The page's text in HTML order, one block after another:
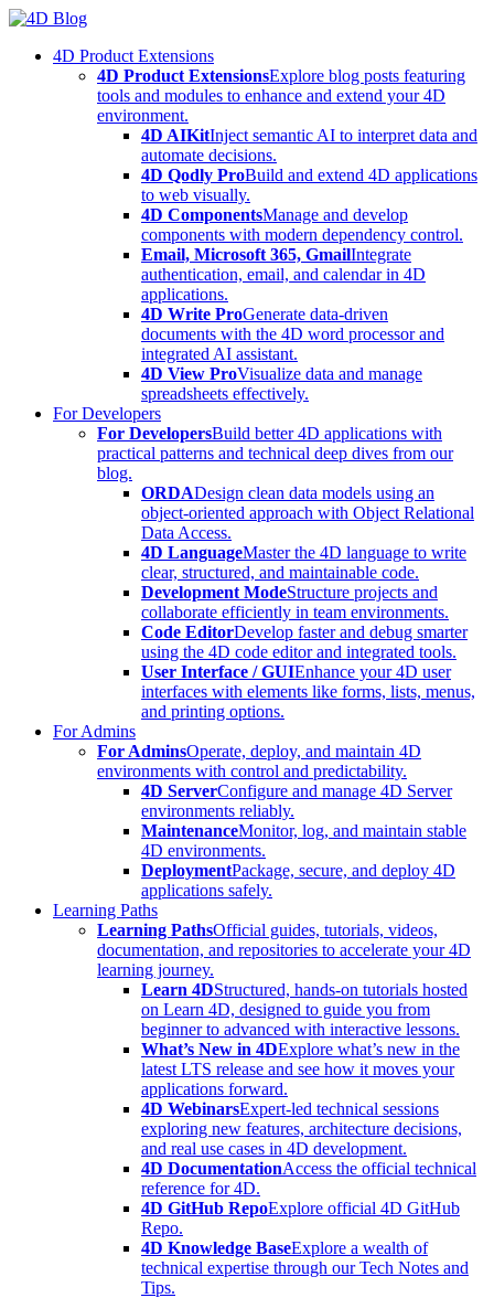
Skip
content4D Product Extensions
4D Product ExtensionsExplore blog posts featuring
tools and modules to enhance and extend your 4D
environment.
4D AIKitInject semantic AI to interpret data and
automate decisions.
4D Qodly ProBuild and extend 4D applications
to web visually.
4D ComponentsManage and develop
components with modern dependency control.
Email, Microsoft 365, GmailIntegrate
authentication, email, and calendar in 4D
applications.
4D Write ProGenerate data-driven
documents with the 4D word processor and
integrated AI assistant.
4D View ProVisualize data and manage
spreadsheets effectively.
For Developers
For DevelopersBuild better 4D applications with
practical patterns and technical deep dives from our
blog.
ORDADesign clean data models using an
object-oriented approach with Object Relational
Data Access.
4D LanguageMaster the 4D language to write
clear, structured, and maintainable code.
Development ModeStructure projects and
collaborate efficiently in team environments.
Code EditorDevelop faster and debug smarter
using the 4D code editor and integrated tools.
User Interface / GUIEnhance your 4D user
interfaces with elements like forms, lists, menus,
and printing options.
For Admins
For AdminsOperate, deploy, and maintain 4D
environments with control and predictability.
4D ServerConfigure and manage 4D Server
environments reliably.
MaintenanceMonitor, log, and maintain stable
4D environments.
DeploymentPackage, secure, and deploy 4D
applications safely.
Learning Paths
Learning PathsOfficial guides, tutorials, videos,
documentation, and repositories to accelerate your 4D
learning journey.
Learn 4DStructured, hands-on tutorials hosted
on Learn 4D, designed to guide you from
beginner to advanced with interactive lessons.
What’s New in 4DExplore what’s new in the
latest LTS release and see how it moves your
applications forward.
4D WebinarsExpert-led technical sessions
exploring new features, architecture decisions,
and real use cases in 4D development.
4D DocumentationAccess the official technical
reference for 4D.
4D GitHub RepoExplore official 4D GitHub
Repo.
4D Knowledge BaseExplore a wealth of
technical expertise through our Tech Notes and
Tips.